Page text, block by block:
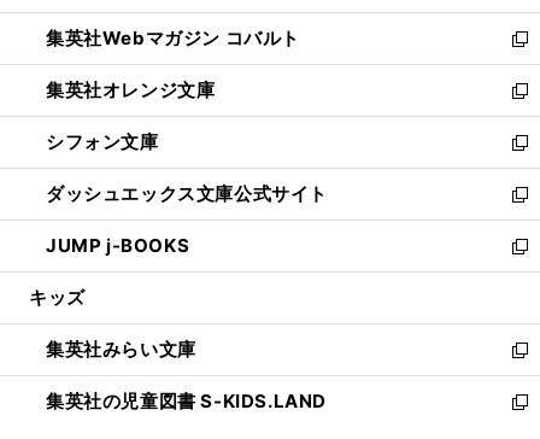
開
く
ウ
で
開
く
ン
ド
ウ
で
開
く
ウ
ィ
ン
ド
ウ
で
開
く
集英社Webマガジン コバルト
新
し
い
ウ
ィ
ン
ド
ウ
で
開
集英社オレンジ文庫
新
し
い
ウ
ィ
ン
ド
ウ
開
く
シフォン文庫
新
し
い
ウ
ィ
ン
ウ
で
開
く
ダッシュエックス文庫公式サイト
新
し
い
ウ
ン
ド
ウ
で
JUMP j-BOOKS
新
し
ウ
ィ
ン
ド
キッズ
集英社みらい文庫
新
し
い
集英社の児童図書 S-KIDS.LAND
新